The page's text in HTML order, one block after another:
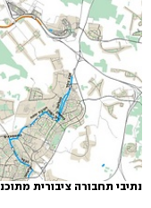
נתיבי תחבורה ציבורית